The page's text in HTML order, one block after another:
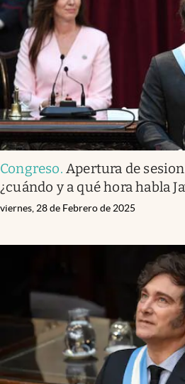
Infotechnology
Clase
Clima
Mundial 2026
Eventos Corporativos
El Cronista Studio
Mediakit
abre en nueva pestaña
Argentina
Congreso.Apertura de
¿cuándo y a qué hora habla
viernes, 28 de Febrero de 2025